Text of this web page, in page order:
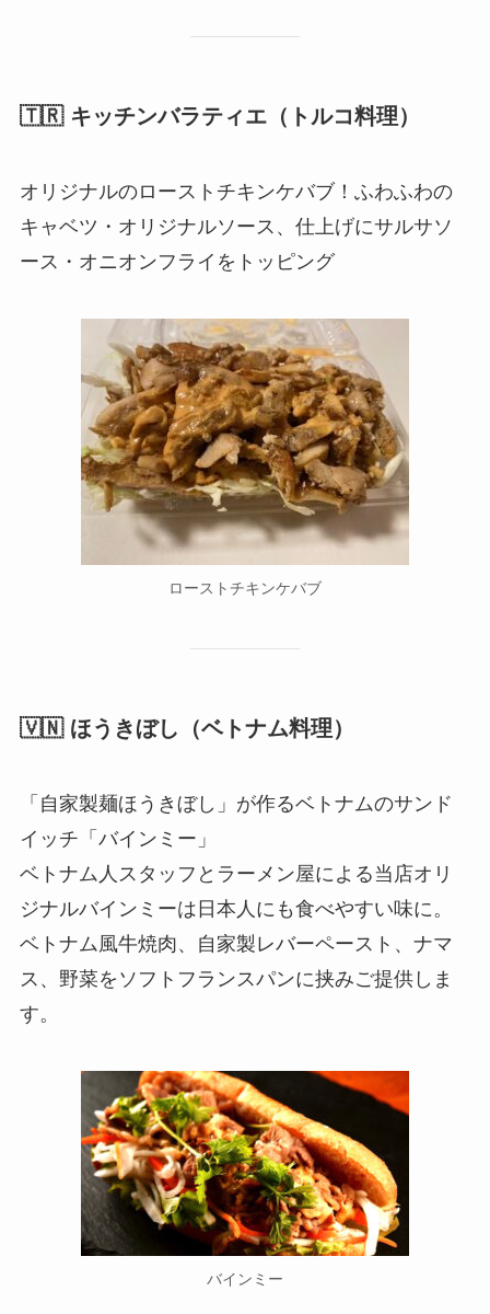
🇹🇷 キッチンバラティエ（トルコ料理）
オリジナルのローストチキンケバブ！ふわふわの
キャベツ・オリジナルソース、仕上げにサルサソ
ース・オニオンフライをトッピング
ローストチキンケバブ
🇻🇳 ほうきぼし（ベトナム料理）
「自家製麺ほうきぼし」が作るベトナムのサンド
イッチ「バインミー」
ベトナム人スタッフとラーメン屋による当店オリ
ジナルバインミーは日本人にも食べやすい味に。
ベトナム風牛焼肉、自家製レバーペースト、ナマ
ス、野菜をソフトフランスパンに挟みご提供しま
す。
バインミー